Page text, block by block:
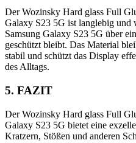
Der Wozinsky Hard glass Full
Galaxy S23 5G ist langlebig und
Samsung Galaxy S23 5G über
geschützt bleibt. Das Material
stabil und schützt das Display
des Alltags.
5. FAZIT
Der Wozinsky Hard glass Full
Galaxy S23 5G bietet eine
Kratzern, Stößen und anderen